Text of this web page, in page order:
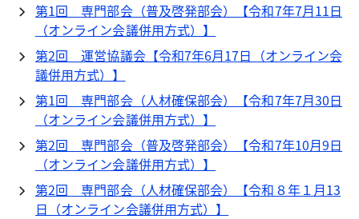
第1回 専門部会（普及啓発部会）【令和7年7月11日
（オンライン会議併用方式）】
第2回 運営協議会【令和7年6月17日（オンライン会
議併用方式）】
第1回 専門部会（人材確保部会）【令和7年7月30日
（オンライン会議併用方式）】
第2回 専門部会（普及啓発部会）【令和7年10月9日
（オンライン会議併用方式）】
第2回 専門部会（人材確保部会）【令和８年１月13
日（オンライン会議併用方式）】